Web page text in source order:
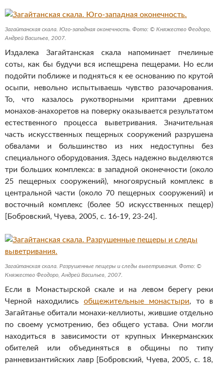
Загайтанская скала. Юго-западная оконечность. Фото: © Княжество Феодоро,
Андрей Васильев, 2007.
Издалека Загайтанская скала напоминает пчелиные
соты, как бы будучи вся испещрена пещерами. Но если
подойти поближе и подняться к ее основанию по крутой
осыпи, невольно испытываешь чувство разочарования.
То, что казалось рукотворными криптами древних
монахов-анахоретов на поверку оказывается результатом
естественного процесса выветривания. Значительная
часть искусственных пещерных сооружений разрушена
обвалами и большинство из них недоступны без
специального оборудования. Здесь надежно выделяются
три больших комплекса: в западной оконечности (около
25 пещерных сооружений), многоярусный комплекс в
центральной части (около 70 пещерных сооружений) и
восточный комплекс (более 50 искусственных пещер)
[Бобровский, Чуева, 2005, с. 16-19, 23-24].
Загайтанская скала. Разрушенные пещеры и следы выветривания. Фото: ©
Княжество Феодоро, Андрей Васильев, 2007.
Если в Монастырской скале и на левом берегу реки
Черной находились общежительные монастыри, то в
Загайтанье обитали монахи-келлиоты, жившие отдельно
по своему усмотрению, без общего устава. Они могли
находиться в зависимости от крупных Инкерманских
обителей или объединяться в общины по типу
ранневизантийских лавр [Бобровский, Чуева, 2005, с. 18,